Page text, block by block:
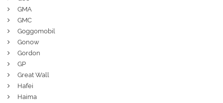
GMA
GMC
Goggomobil
Gonow
Gordon
GP
Great Wall
Hafei
Haima